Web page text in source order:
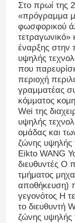
Στο πρωί της
«πρόγραμμα
φωσφορικού
τετραγωνικό»
έναρξης στην
υψηλής
που
περιοχή
γραμματέας
κόμματος
Wei της
υψηλής
ομάδας και
ζώνης υψηλής
Eikto WANG
διευθυντές Ο
τμήματος
αποθήκευση)
γεγονότος Η
το διευθυντή
ζώνης υψηλής